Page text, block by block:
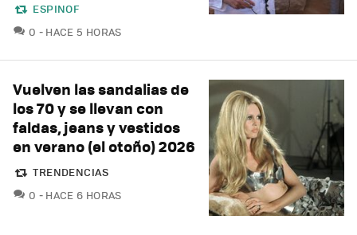
ESPINOF
0 COMENTARIOS
HACE 5 HORAS
Vuelven las sandalias de
los 70 y se llevan con
faldas, jeans y vestidos
en verano (el otoño) 2026
TRENDENCIAS
0 COMENTARIOS
HACE 6 HORAS